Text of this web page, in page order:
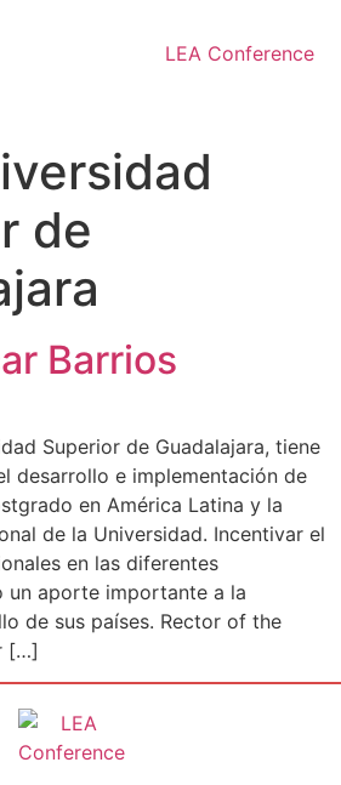
de
Barrios
Superior de Guadalajara, tiene
desarrollo e implementación de
en América Latina y la
de la Universidad. Incentivar el
en las diferentes
un aporte importante a la
de sus países. Rector of the
[…]